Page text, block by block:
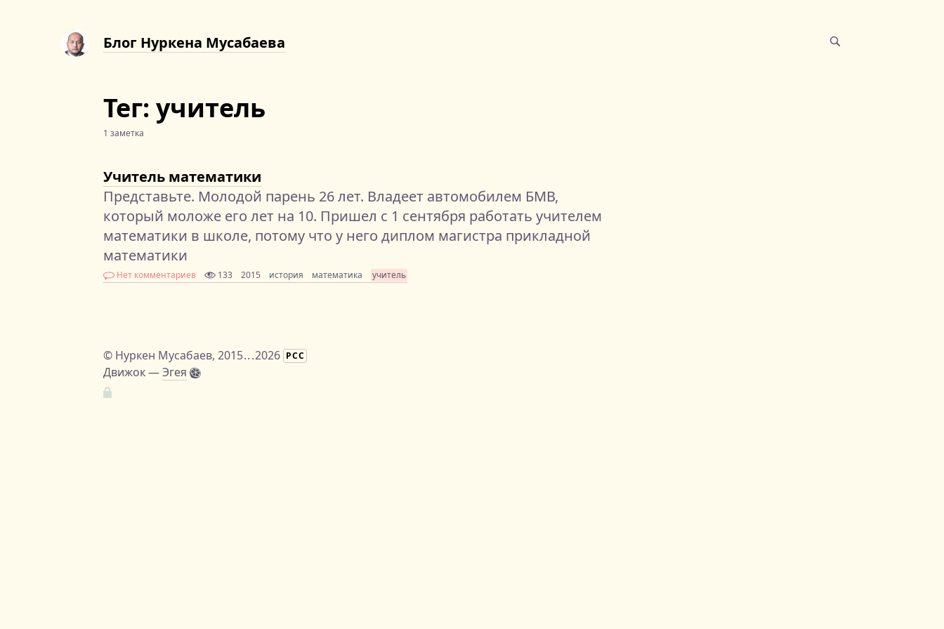
Блог Нуркена Мусабаева
Тег: учитель
1 заметка
Учитель математики
Представьте. Молодой парень 26 лет. Владеет автомобилем БМВ,
который моложе его лет на 10. Пришел с 1 сентября работать учителем
математики в школе, потому что у него диплом магистра прикладной
математики
Нет комментариев 133 2015 история математика учитель
© Нуркен Мусабаев, 2015...2026 РСС
Движок —Эгея